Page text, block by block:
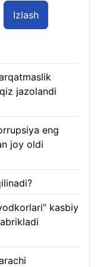
Izlash
jazolandi
eng
joy oldi
kasbiy